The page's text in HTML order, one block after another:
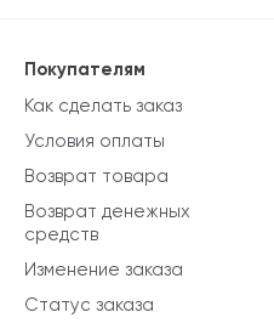
Покупателям
Как сделать заказ
Условия оплаты
Возврат товара
Возврат денежных
средств
Изменение заказа
Статус заказа